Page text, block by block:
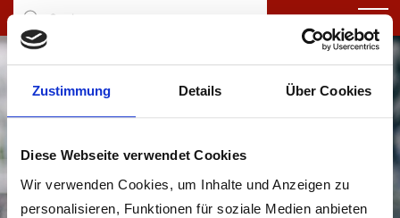
Zustimmung Details Über Cookies
Diese Webseite verwendet Cookies
Wir verwenden Cookies, um Inhalte und Anzeigen zu
personalisieren, Funktionen für soziale Medien anbieten